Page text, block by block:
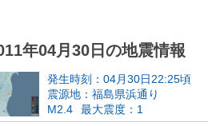
年04月30日の地震情報
発生時刻：04月30日22:25頃
震源地：福島県浜通り
M2.4
最大震度：1